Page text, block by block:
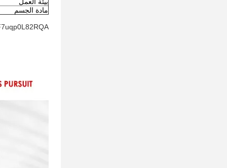
مادة الجسم